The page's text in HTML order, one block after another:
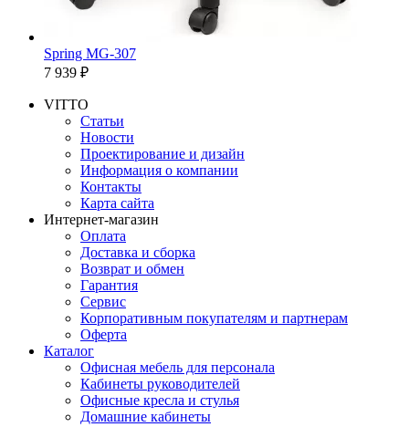
Spring MG-307
7 939 ₽
VITTO
Статьи
Новости
Проектирование и дизайн
Информация о компании
Контакты
Карта сайта
Интернет-магазин
Оплата
Доставка и сборка
Возврат и обмен
Гарантия
Сервис
Корпоративным покупателям и партнерам
Оферта
Каталог
Офисная мебель для персонала
Кабинеты руководителей
Офисные кресла и стулья
Домашние кабинеты